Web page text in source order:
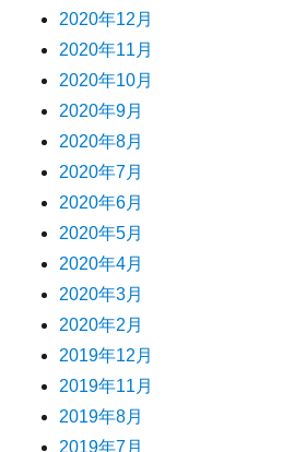
2020年12月
2020年11月
2020年10月
2020年9月
2020年8月
2020年7月
2020年6月
2020年5月
2020年4月
2020年3月
2020年2月
2019年12月
2019年11月
2019年8月
2019年7月